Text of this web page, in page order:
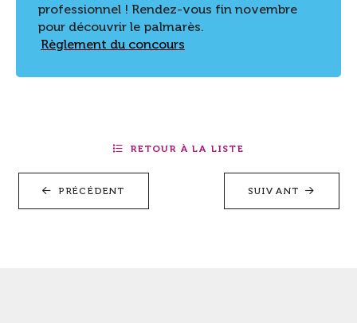
professionnel ! Rendez-vous fin novembre
pour découvrir le palmarès.
Règlement du concours
PRÉCÉDENT
RETOUR À LA LISTE
SUIVANT